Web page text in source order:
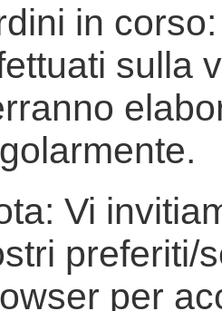
in
sulla
Vi
preferiti/
per